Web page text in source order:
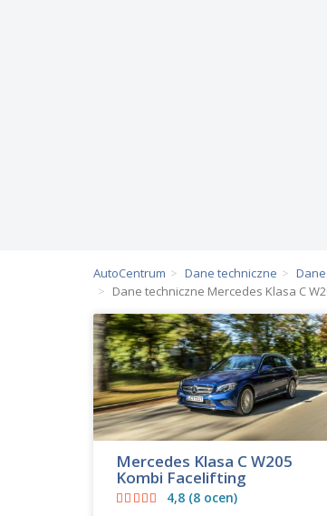
AutoCentrum Dane techniczne
Dane techniczne Mercedes Klasa C
Mercedes Klasa C W205
Kombi Facelifting
4,8 (8 ocen)